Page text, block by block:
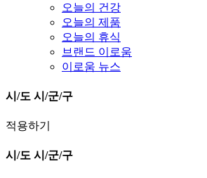
오늘의 건강
오늘의 제품
오늘의 휴식
브랜드 이로움
이로움 뉴스
시/도 시/군/구
적용하기
시/도 시/군/구